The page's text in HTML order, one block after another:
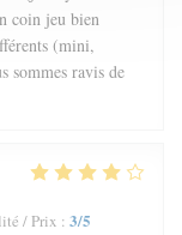
coin jeu bien
(mini,
sommes ravis de
/ Prix : 3/5